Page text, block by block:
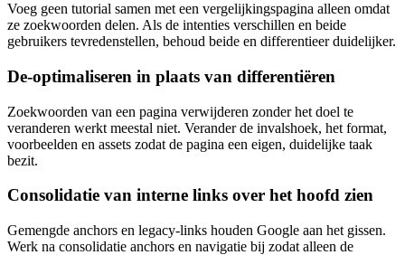
Voeg geen tutorial samen met een vergelijkingspagina alleen omdat
ze zoekwoorden delen. Als de intenties verschillen en beide
gebruikers tevredenstellen, behoud beide en differentieer duidelijker.
De-optimaliseren in plaats van differentiëren
Zoekwoorden van een pagina verwijderen zonder het doel te
veranderen werkt meestal niet. Verander de invalshoek, het format,
voorbeelden en assets zodat de pagina een eigen, duidelijke taak
bezit.
Consolidatie van interne links over het hoofd zien
Gemengde anchors en legacy-links houden Google aan het gissen.
Werk na consolidatie anchors en navigatie bij zodat alleen de